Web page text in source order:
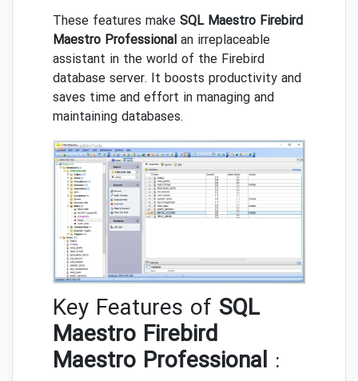
These features make SQL Maestro Firebird
Maestro Professional an irreplaceable
assistant in the world of the Firebird
database server. It boosts productivity and
saves time and effort in managing and
maintaining databases.
Key Features of SQL
Maestro Firebird
Maestro Professional :